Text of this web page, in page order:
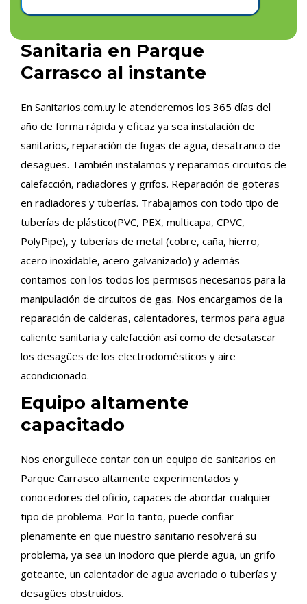
Sanitaria en Parque
Carrasco al instante
En Sanitarios.com.uy le atenderemos los 365 días del
año de forma rápida y eficaz ya sea instalación de
sanitarios, reparación de fugas de agua, desatranco de
desagües. También instalamos y reparamos circuitos de
calefacción, radiadores y grifos. Reparación de goteras
en radiadores y tuberías. Trabajamos con todo tipo de
tuberías de plástico(PVC, PEX, multicapa, CPVC,
PolyPipe), y tuberías de metal (cobre, caña, hierro,
acero inoxidable, acero galvanizado) y además
contamos con los todos los permisos necesarios para la
manipulación de circuitos de gas. Nos encargamos de la
reparación de calderas, calentadores, termos para agua
caliente sanitaria y calefacción así como de desatascar
los desagües de los electrodomésticos y aire
acondicionado.
Equipo altamente
capacitado
Nos enorgullece contar con un equipo de sanitarios en
Parque Carrasco altamente experimentados y
conocedores del oficio, capaces de abordar cualquier
tipo de problema. Por lo tanto, puede confiar
plenamente en que nuestro sanitario resolverá su
problema, ya sea un inodoro que pierde agua, un grifo
goteante, un calentador de agua averiado o tuberías y
desagües obstruidos.